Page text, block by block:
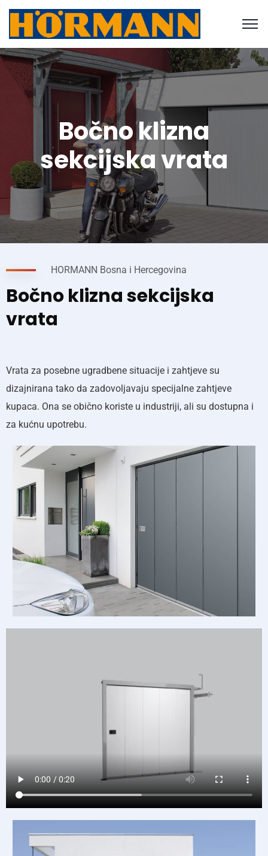
Bočno klizna
sekcijska vrata
HORMANN Bosna i Hercegovina
Bočno klizna sekcijska
vrata
Vrata za posebne ugradbene situacije i zahtjeve su
dizajnirana tako da zadovoljavaju specijalne zahtjeve
kupaca. Ona se obično koriste u industriji, ali su dostupna i
za kućnu upotrebu.